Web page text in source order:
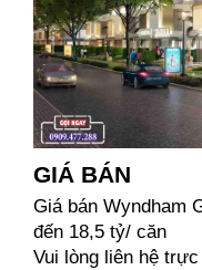
GIÁ BÁN
Giá bán Wyndham
đến 18,5 tỷ/ căn
Vui lòng liên hệ